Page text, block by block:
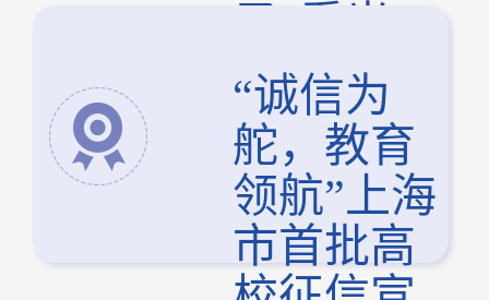
谷”实践活
动
“诚信为
舵，教育
领航”上海
市首批高